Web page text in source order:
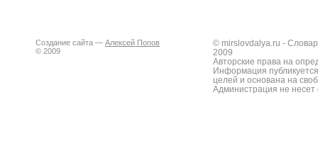
Создание сайта — Алексей Попов
© 2009
© mirslovdalya.ru -
2009
Авторские права на
Информация
целей и основана на
Администрация не несет